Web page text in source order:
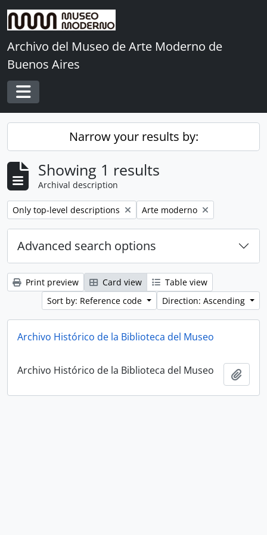
Skip to main content
Archivo del Museo de Arte Moderno de
Buenos Aires
Toggle navigation
Narrow your results by:
Showing 1 results
Archival description
Remove filter:
Only top-level descriptions Remove filter:
Arte moderno
Advanced search options
Print preview Card view
Table view
Sort by: Reference code
Direction: Ascending
Archivo Histórico de la Biblioteca del Museo
Archivo Histórico de la Biblioteca del Museo